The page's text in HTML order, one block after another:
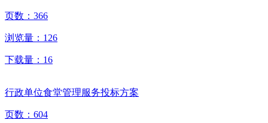
页数： 366
浏览量： 126
下载量： 16
行政单位食堂管理服务投标方案
页数： 604